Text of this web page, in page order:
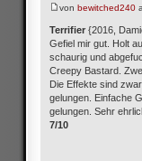
von bewitched240
Terrifier {2016,
Gefiel mir gut. Holt
schaurig und
Creepy Bastard.
Die Effekte sind
gelungen. Einfache
gelungen. Sehr
7/10